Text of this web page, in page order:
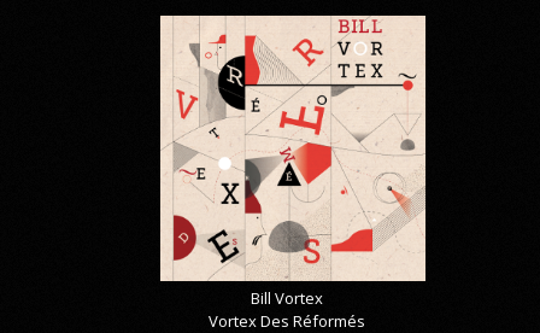
Bill Vortex
Vortex Des Réformés